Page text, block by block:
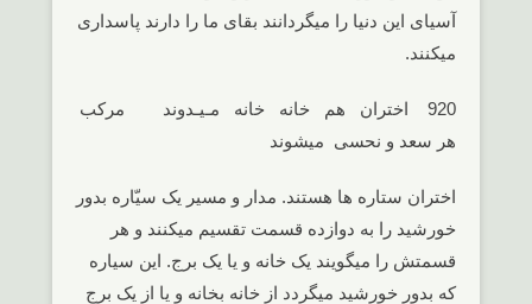
آسیای این دنیا را میگردانند بقای ما را دارند پاسداری
میکنند.
920 اختران هم خانه خانه مـیـدوند مرکب
هر سعد و نحسی میشوند
اختران ستاره ها هستند. مدار و مسیر یک سیّاره بدور
خورشید را به دوازده قسمت تقسیم میکنند و هر
قسمتش را میگویند یک خانه و یا یک برج. این سیاره
که بدور خورشید میگردد از خانه بخانه و یا از یک برج